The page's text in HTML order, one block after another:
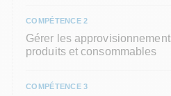
COMPÉTENCE 2
Gérer les
produits et consommables
COMPÉTENCE 3